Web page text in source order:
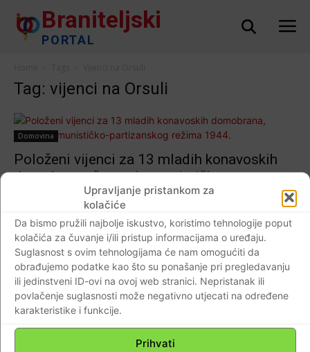
Upravljanje pristankom za
kolačiće
Da bismo pružili najbolje iskustvo, koristimo tehnologije poput
kolačića za čuvanje i/ili pristup informacijama o uređaju.
Suglasnost s ovim tehnologijama će nam omogućiti da
obrađujemo podatke kao što su ponašanje pri pregledavanju
ili jedinstveni ID-ovi na ovoj web stranici. Nepristanak ili
povlačenje suglasnosti može negativno utjecati na određene
karakteristike i funkcije.
Prihvati
Braniteljski
PORTAL
Tag: vijenci na Orsuli
Domovina
Položeni vijenci za 13 mladih konavoskih
domobrana, žrtava komunističko-
partizanskog režima 1944.
Impressum Kontaktirajte nas Pravila o privatnosti
© Newspaper WordPress Theme by TagDiv